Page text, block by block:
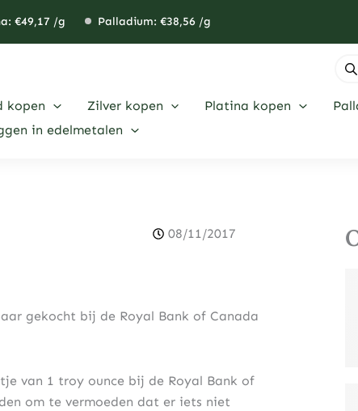
€49,17 /g Palladium: €38,56 /g
kopen Zilver kopen Platina kopen
in edelmetalen
08/11/2017
gekocht bij de Royal Bank of Canada
van 1 troy ounce bij de Royal Bank of
om te vermoeden dat er iets niet